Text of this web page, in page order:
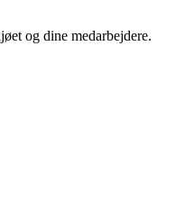
og dine medarbejdere.